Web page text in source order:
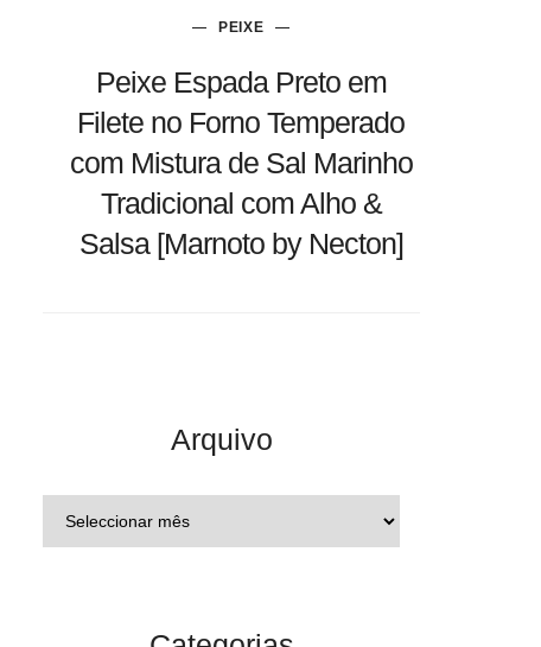
PEIXE
Peixe Espada Preto em
Filete no Forno Temperado
com Mistura de Sal Marinho
Tradicional com Alho &
Salsa [Marnoto by Necton]
Arquivo